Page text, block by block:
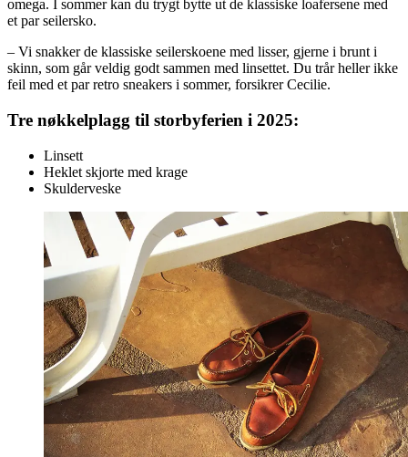
omega. I sommer kan du trygt bytte ut de klassiske loafersene med
et par seilersko.
– Vi snakker de klassiske seilerskoene med lisser, gjerne i brunt i
skinn, som går veldig godt sammen med linsettet. Du trår heller ikke
feil med et par retro sneakers i sommer, forsikrer Cecilie.
Tre nøkkelplagg til storbyferien i 2025:
Linsett
Heklet skjorte med krage
Skulderveske